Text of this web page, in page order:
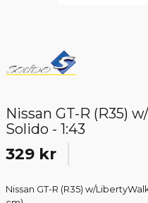
Nissan GT-R (R35)
Solido - 1:43
329 kr
Nissan GT-R (R35) w/